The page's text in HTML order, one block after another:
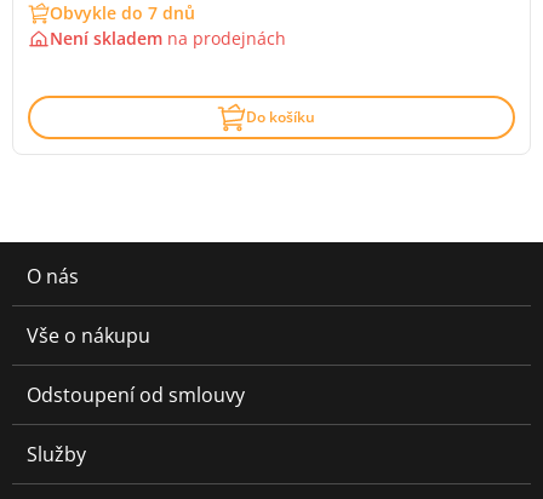
Obvykle do 7 dnů
Není skladem na prodejnách
Do košíku
O nás
Vše o nákupu
Odstoupení od smlouvy
Služby